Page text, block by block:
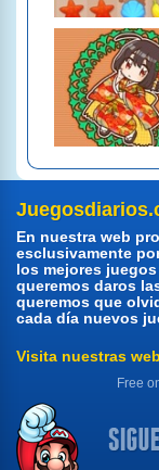
En nuestra web
esclusivamente
los mejores
queremos daros
queremos que
cada día nuevos
Visita nuestras
Free